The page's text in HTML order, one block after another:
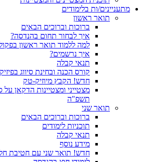
מתעניינים/ות בלימודים
תואר ראשון
ברוכות וברוכים הבאים
איך לבחור תחום בהנדסה?
למה ללמוד תואר ראשון
איך נרשמים?
תנאי קבלה
קורס הכנה ובחינת סיווג
חדש! הקבץ מיוזיק-טק
מצטייני ומצטיינות הדקאן
תשפ"ה
תואר שני
ברוכות וברוכים הבאים
תוכניות לימודים
תנאי קבלה
מידע נוסף
חדש! תואר שני עם חטיבת